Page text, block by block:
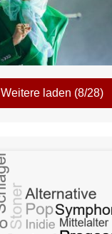
Weitere laden (8/28)